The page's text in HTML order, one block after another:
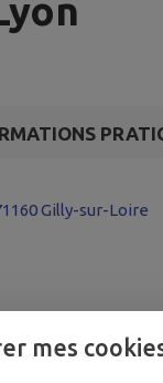
Gilly-sur-Loire
mes